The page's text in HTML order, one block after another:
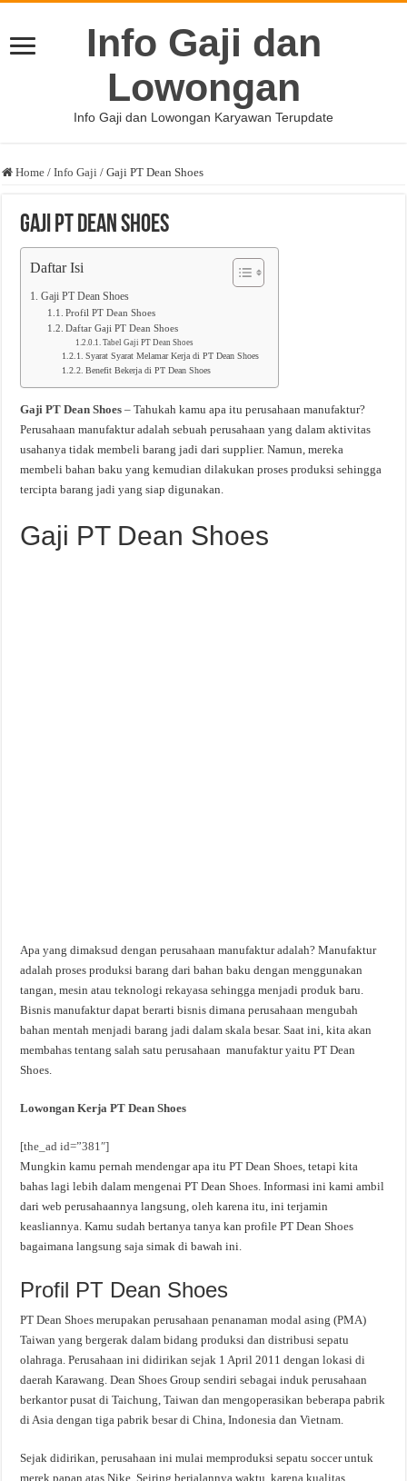
Info Gaji dan
Lowongan
Info Gaji dan Lowongan Karyawan Terupdate
Home / Info Gaji / Gaji PT Dean Shoes
Gaji PT Dean Shoes
Daftar Isi
Gaji PT Dean Shoes
Profil PT Dean Shoes
Daftar Gaji PT Dean Shoes
Tabel Gaji PT Dean Shoes
Syarat Syarat Melamar Kerja di PT Dean Shoes
Benefit Bekerja di PT Dean Shoes
Gaji PT Dean Shoes – Tahukah kamu apa itu perusahaan manufaktur?
Perusahaan manufaktur adalah sebuah perusahaan yang dalam aktivitas
usahanya tidak membeli barang jadi dari supplier. Namun, mereka
membeli bahan baku yang kemudian dilakukan proses produksi sehingga
tercipta barang jadi yang siap digunakan.
Gaji PT Dean Shoes
Apa yang dimaksud dengan perusahaan manufaktur adalah? Manufaktur
adalah proses produksi barang dari bahan baku dengan menggunakan
tangan, mesin atau teknologi rekayasa sehingga menjadi produk baru.
Bisnis manufaktur dapat berarti bisnis dimana perusahaan mengubah
bahan mentah menjadi barang jadi dalam skala besar. Saat ini, kita akan
membahas tentang salah satu perusahaan manufaktur yaitu PT Dean
Shoes.
Lowongan Kerja PT Dean Shoes
[the_ad id=”381″]
Mungkin kamu pernah mendengar apa itu PT Dean Shoes, tetapi kita
bahas lagi lebih dalam mengenai PT Dean Shoes. Informasi ini kami ambil
dari web perusahaannya langsung, oleh karena itu, ini terjamin
keasliannya. Kamu sudah bertanya tanya kan profile PT Dean Shoes
bagaimana langsung saja simak di bawah ini.
Profil PT Dean Shoes
PT Dean Shoes merupakan perusahaan penanaman modal asing (PMA)
Taiwan yang bergerak dalam bidang produksi dan distribusi sepatu
olahraga. Perusahaan ini didirikan sejak 1 April 2011 dengan lokasi di
daerah Karawang. Dean Shoes Group sendiri sebagai induk perusahaan
berkantor pusat di Taichung, Taiwan dan mengoperasikan beberapa pabrik
di Asia dengan tiga pabrik besar di China, Indonesia dan Vietnam.
Sejak didirikan, perusahaan ini mulai memproduksi sepatu soccer untuk
merek papan atas Nike. Seiring berjalannya waktu, karena kualitas